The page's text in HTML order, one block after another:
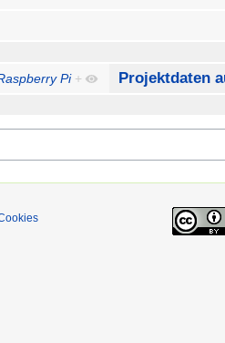
Pi + Projektdaten